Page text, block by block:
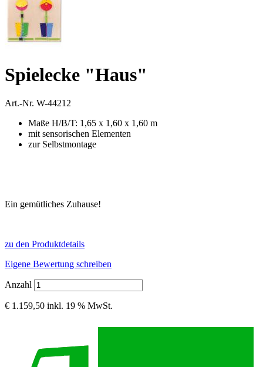
Spielecke "Haus"
Art.-Nr. W-44212
Maße H/B/T: 1,65 x 1,60 x 1,60 m
mit sensorischen Elementen
zur Selbstmontage
Ein gemütliches Zuhause!
zu den Produktdetails
Eigene Bewertung schreiben
Anzahl
€ 1.159,50 inkl. 19 % MwSt.